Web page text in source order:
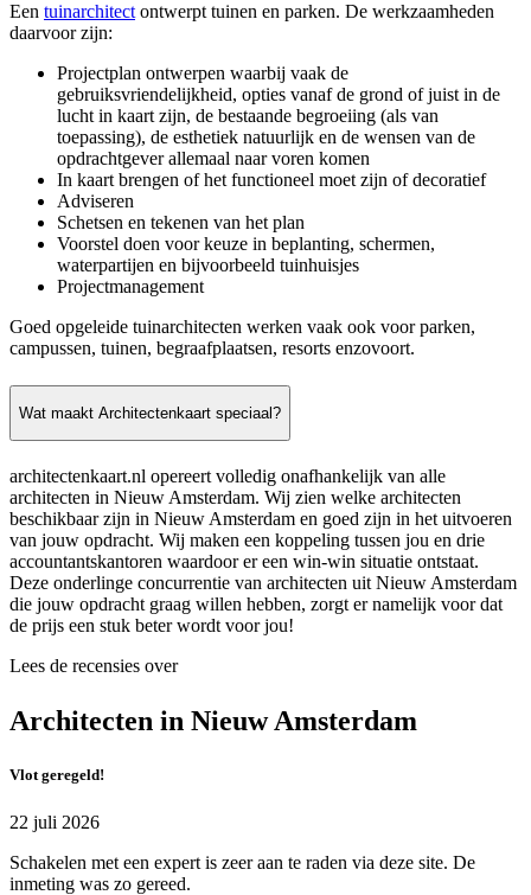
Een tuinarchitect ontwerpt tuinen en parken. De werkzaamheden
daarvoor zijn:
Projectplan ontwerpen waarbij vaak de
gebruiksvriendelijkheid, opties vanaf de grond of juist in de
lucht in kaart zijn, de bestaande begroeiing (als van
toepassing), de esthetiek natuurlijk en de wensen van de
opdrachtgever allemaal naar voren komen
In kaart brengen of het functioneel moet zijn of decoratief
Adviseren
Schetsen en tekenen van het plan
Voorstel doen voor keuze in beplanting, schermen,
waterpartijen en bijvoorbeeld tuinhuisjes
Projectmanagement
Goed opgeleide tuinarchitecten werken vaak ook voor parken,
campussen, tuinen, begraafplaatsen, resorts enzovoort.
Wat maakt Architectenkaart speciaal?
architectenkaart.nl opereert volledig onafhankelijk van alle
architecten in Nieuw Amsterdam. Wij zien welke architecten
beschikbaar zijn in Nieuw Amsterdam en goed zijn in het uitvoeren
van jouw opdracht. Wij maken een koppeling tussen jou en drie
accountantskantoren waardoor er een win-win situatie ontstaat.
Deze onderlinge concurrentie van architecten uit Nieuw Amsterdam
die jouw opdracht graag willen hebben, zorgt er namelijk voor dat
de prijs een stuk beter wordt voor jou!
Lees de recensies over
Architecten in Nieuw Amsterdam
Vlot geregeld!
22 juli 2026
Schakelen met een expert is zeer aan te raden via deze site. De
inmeting was zo gereed.